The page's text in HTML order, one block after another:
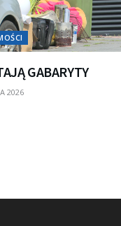
GABARYTY
2026